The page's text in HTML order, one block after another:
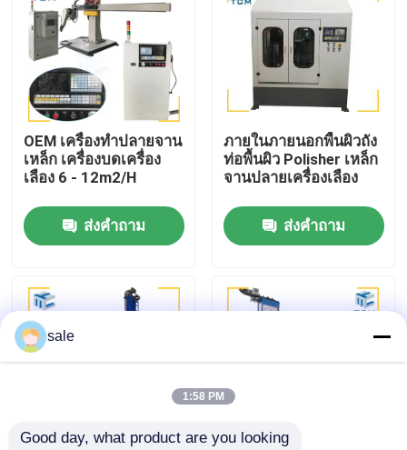
เกี่ยวกับเรา
ทัวร์โรงงาน
การควบคุมคุณภาพ
ติดต่อเรา
กรณี
เครื่องเคลือบถัง
OEM เครื่องทําปลายจาน
เหล็ก เครื่องบดเครื่อง
เลือง 6 - 12m2/H
ส่งคำถาม
ภายในภายนอกพื้นผิวถัง
ท่อพื้นผิว Polisher เหล็ก
จานปลายเครื่องเลือง
ส่งคำถาม
sale
1:58 PM
Good day, what product are you looking